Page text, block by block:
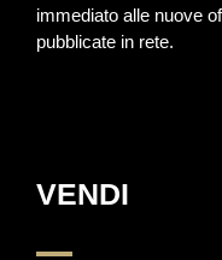
immediato alle nuove
pubblicate in rete.
VENDI